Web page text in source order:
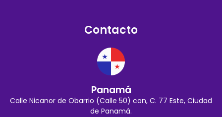
Contacto
Panamá
Calle Nicanor de Obarrio (Calle 50) con, C. 77 Este, Ciudad
de Panamá.